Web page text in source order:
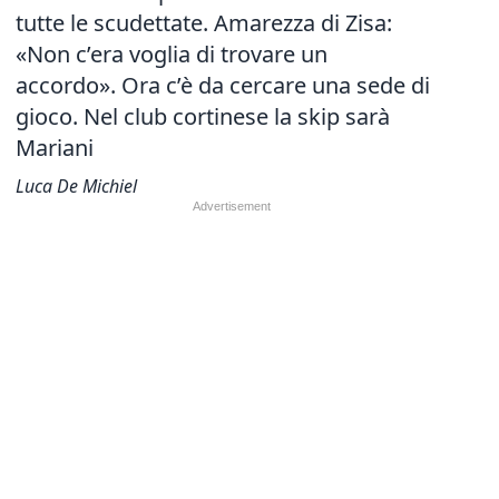
tutte le scudettate. Amarezza di Zisa:
«Non c’era voglia di trovare un
accordo». Ora c’è da cercare una sede di
gioco. Nel club cortinese la skip sarà
Mariani
Luca De Michiel